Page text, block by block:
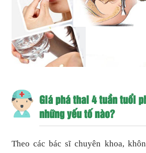
Giá phá thai 4 tuần tuổi
những yếu tố nào?
Theo các bác sĩ chuyên khoa,